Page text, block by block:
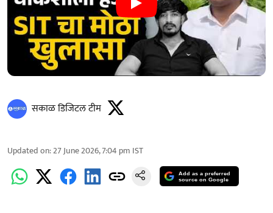
सकाळ डिजिटल टीम
Updated on:27 June 2026, 7:04 pm IST
Add as a preferred
source on Google